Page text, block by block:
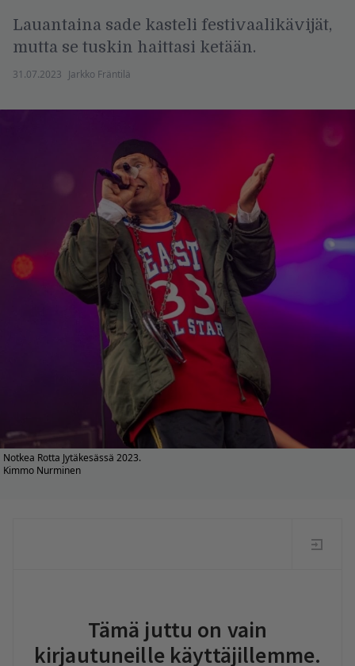
Lauantaina sade kasteli festivaalikävijät,
mutta se tuskin haittasi ketään.
31.07.2023 Jarkko Fräntilä
Notkea Rotta Jytäkesässä 2023.
Kimmo Nurminen